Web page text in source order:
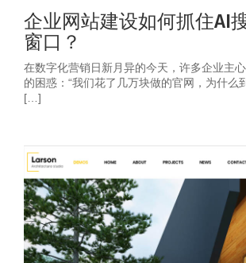
企业网站建设如何抓住AI
窗口？
在数字化营销日新月异的今天，许多企业主
的困惑：“我们花了几万块做的官网，为什么
[…]